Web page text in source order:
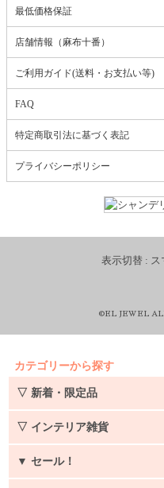
最低価格保証
店舗情報（麻布十番）
ご利用ガイド(送料・お支払い等)
FAQ
特定商取引法に基づく表記
プライバシーポリシー
表示切替 : ス
©EL JEWEL
カテゴリーから探す
▽ 新着・限定品
▽ インテリア雑貨
▼ セール！